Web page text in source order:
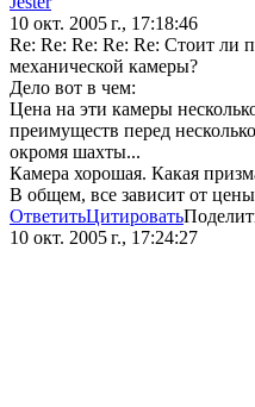
10 окт. 2005 г., 17:18:46
Re: Re: Re: Re: Re: Стоит ли
механической камеры?
Дело вот в чем:
Цена на эти камеры
преимуществ перед
окромя шахты...
Камера хорошая. Какая
В общем, все зависит от
ОтветитьЦитировать
10 окт. 2005 г., 17:24:27